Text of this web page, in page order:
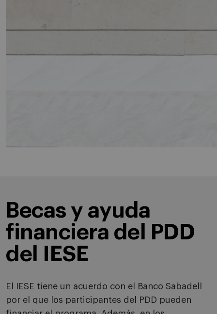
Becas y ayuda
financiera del PDD
del IESE
El IESE tiene un acuerdo con el Banco Sabadell
por el que los participantes del PDD pueden